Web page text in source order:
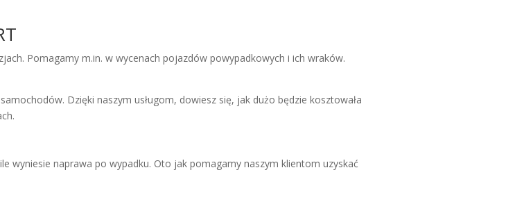
Pomagamy m.in. w wycenach pojazdów powypadkowych i ich wraków.
Dzięki naszym usługom, dowiesz się, jak dużo będzie kosztowała
wyniesie naprawa po wypadku. Oto jak pomagamy naszym klientom uzyskać